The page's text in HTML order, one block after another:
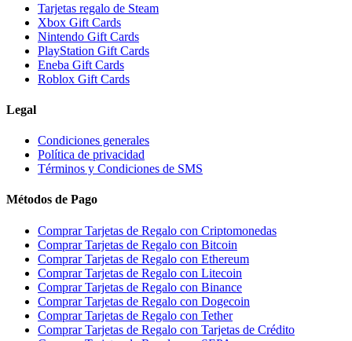
Tarjetas regalo de Steam
Xbox Gift Cards
Nintendo Gift Cards
PlayStation Gift Cards
Eneba Gift Cards
Roblox Gift Cards
Legal
Condiciones generales
Política de privacidad
Términos y Condiciones de SMS
Métodos de Pago
Comprar Tarjetas de Regalo con Criptomonedas
Comprar Tarjetas de Regalo con Bitcoin
Comprar Tarjetas de Regalo con Ethereum
Comprar Tarjetas de Regalo con Litecoin
Comprar Tarjetas de Regalo con Binance
Comprar Tarjetas de Regalo con Dogecoin
Comprar Tarjetas de Regalo con Tether
Comprar Tarjetas de Regalo con Tarjetas de Crédito